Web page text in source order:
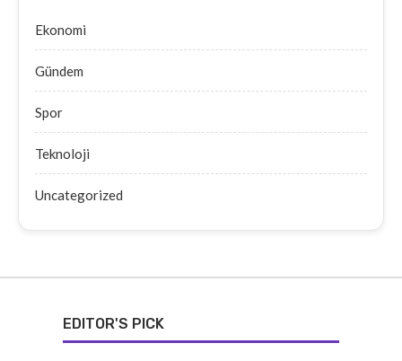
Ekonomi
Gündem
Spor
Teknoloji
Uncategorized
EDITOR'S PICK